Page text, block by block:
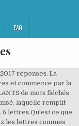
FAQ
réponses. La
et commence par la
de mots fléchés
laquelle remplit
lettres Qu'est ce que
les lettres connues